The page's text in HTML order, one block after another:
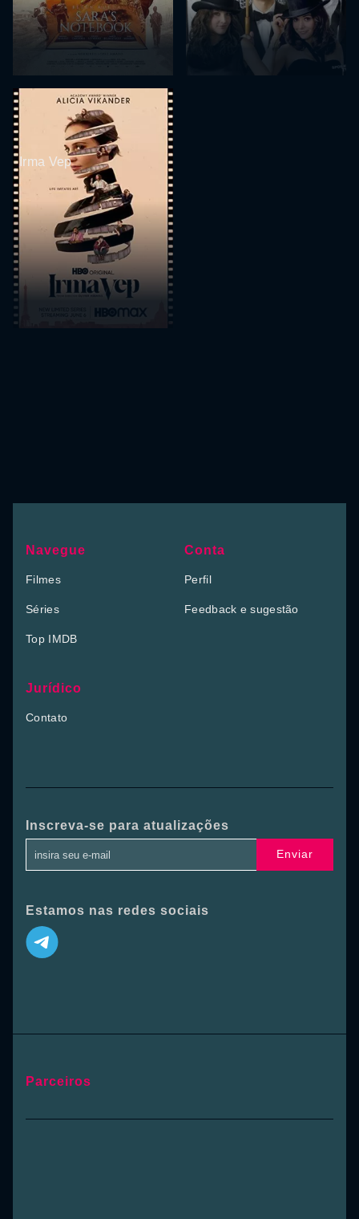
Irma Vep
Navegue
Filmes
Séries
Top IMDB
Conta
Perfil
Feedback e sugestão
Jurídico
Contato
Inscreva-se para atualizações
Enviar
Estamos nas redes sociais
Parceiros